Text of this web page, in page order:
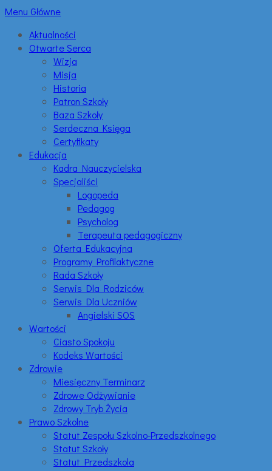
Menu Główne
Aktualności
Otwarte Serca
Wizja
Misja
Historia
Patron Szkoły
Baza Szkoły
Serdeczna Księga
Certyfikaty
Edukacja
Kadra Nauczycielska
Specjaliści
Logopeda
Pedagog
Psycholog
Terapeuta pedagogiczny
Oferta Edukacyjna
Programy Profilaktyczne
Rada Szkoły
Serwis Dla Rodziców
Serwis Dla Uczniów
Angielski SOS
Wartości
Ciasto Spokoju
Kodeks Wartości
Zdrowie
Miesięczny Terminarz
Zdrowe Odżywianie
Zdrowy Tryb Życia
Prawo Szkolne
Statut Zespołu Szkolno-Przedszkolnego
Statut Szkoły
Statut Przedszkola